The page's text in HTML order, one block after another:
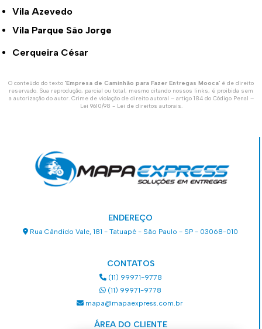
Vila Azevedo
Vila Parque São Jorge
Cerqueira César
O conteúdo do texto "Empresa de Caminhão para Fazer Entregas Mooca" é de direito
reservado. Sua reprodução, parcial ou total, mesmo citando nossos links, é proibida sem
a autorização do autor. Crime de violação de direito autoral – artigo 184 do Código Penal –
Lei 9610/98 - Lei de direitos autorais.
ENDEREÇO
Rua Cândido Vale, 181 - Tatuapé - São Paulo - SP - 03068-010
CONTATOS
(11) 99971-9778
(11) 99971-9778
mapa@mapaexpress.com.br
ÁREA DO CLIENTE